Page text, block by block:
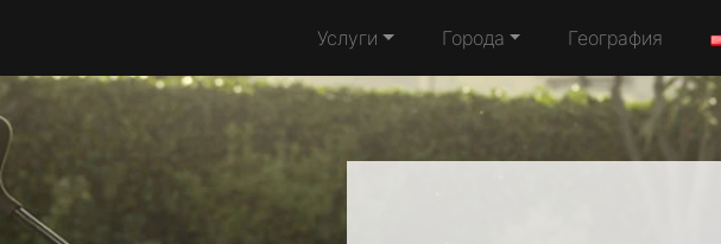
Услуги Города География